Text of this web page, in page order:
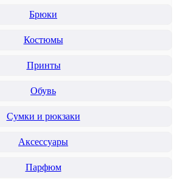
Брюки
Костюмы
Принты
Обувь
Сумки и рюкзаки
Аксессуары
Парфюм